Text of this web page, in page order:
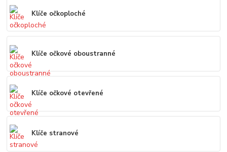
Klíče očkoploché
Klíče očkové oboustranné
Klíče očkové otevřené
Klíče stranové